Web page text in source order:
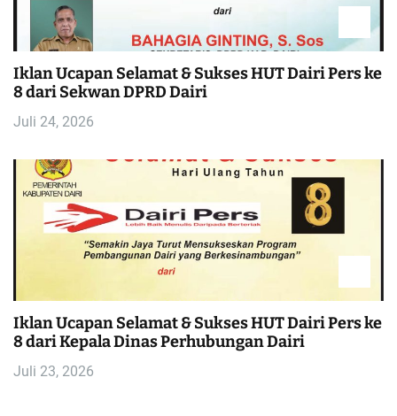
Iklan Ucapan Selamat & Sukses HUT Dairi Pers ke
8 dari Sekwan DPRD Dairi
Juli 24, 2026
Iklan Ucapan Selamat & Sukses HUT Dairi Pers ke
8 dari Kepala Dinas Perhubungan Dairi
Juli 23, 2026